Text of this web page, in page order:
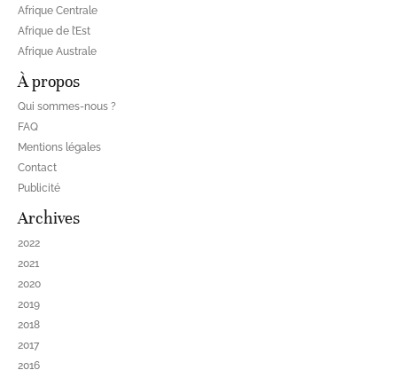
Afrique Centrale
Afrique de l’Est
Afrique Australe
À propos
Qui sommes-nous ?
FAQ
Mentions légales
Contact
Publicité
Archives
2022
2021
2020
2019
2018
2017
2016